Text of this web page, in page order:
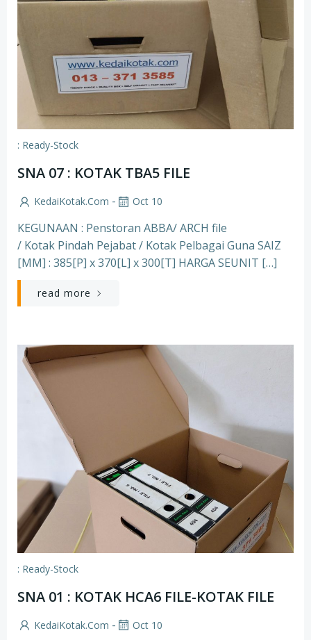
: Ready-Stock
SNA 07 : KOTAK TBA5 FILE
KedaiKotak.com - Oct 10
KEGUNAAN : Penstoran ABBA/ ARCH file
/ Kotak Pindah Pejabat / Kotak Pelbagai Guna SAIZ
[MM] : 385[P] x 370[L] x 300[T] HARGA SEUNIT […]
read more
: Ready-Stock
SNA 01 : KOTAK HCA6 FILE-KOTAK FILE
KedaiKotak.com - Oct 10